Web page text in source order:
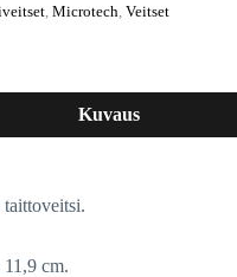
Microtech Veitset
Kuvaus
cm.